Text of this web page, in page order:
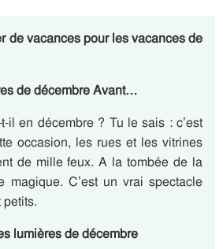
de vacances pour les vacances de
de décembre Avant…
il en décembre ? Tu le sais : c’est
occasion, les rues et les vitrines
de mille feux. A la tombée de la
magique. C’est un vrai spectacle
lumières de décembre